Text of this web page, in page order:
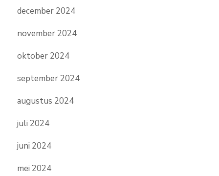
december 2024
november 2024
oktober 2024
september 2024
augustus 2024
juli 2024
juni 2024
mei 2024